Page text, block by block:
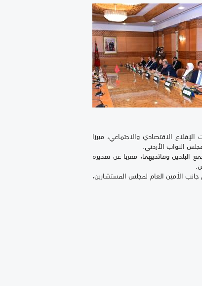
الاقتصادي والاجتماعي، مبرزا
النواب الأردني.
البلدين وقائديهما، معربا عن تقديره
الأمين العام لمجلس المستشارين،